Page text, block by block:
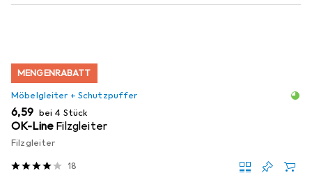
MENGENRABATT
Möbelgleiter + Schutzpuffer
EUR
6,59 bei 4 Stück
OK-Line Filzgleiter
Filzgleiter
18